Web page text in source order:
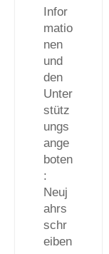
Infor
matio
nen
und
den
Unter
stütz
ungs
ange
boten
:
Neuj
ahrs
schr
eiben